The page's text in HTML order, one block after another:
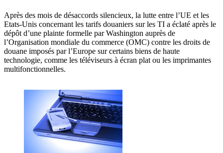
Après des mois de désaccords silencieux, la lutte entre l’UE et les
Etats-Unis concernant les tarifs douaniers sur les TI a éclaté après le
dépôt d’une plainte formelle par Washington auprès de
l’Organisation mondiale du commerce (OMC) contre les droits de
douane imposés par l’Europe sur certains biens de haute
technologie, comme les téléviseurs à écran plat ou les imprimantes
multifonctionnelles.